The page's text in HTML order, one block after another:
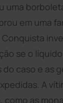
uma
em uma
se o
caso e as
A
as